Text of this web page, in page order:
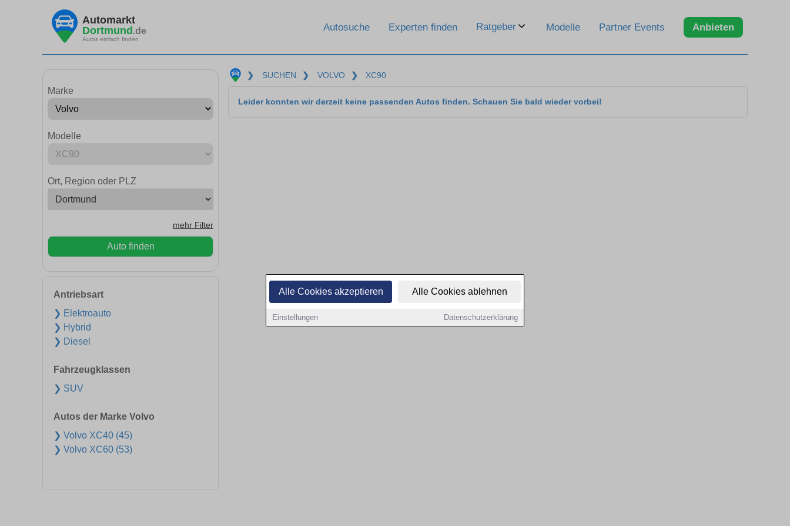
Alle Cookies akzeptieren Alle Cookies ablehnen
Einstellungen Datenschutzerklärung
Automarkt
Dortmund.de
Autos einfach finden
Autosuche Experten finden Ratgeber Modelle Partner Events Anbieten
Marke
Modelle
Ort, Region oder PLZ
mehr Filter
Auto finden
Antriebsart
❯ Elektroauto
❯ Hybrid
❯ Diesel
Fahrzeugklassen
❯ SUV
Autos der Marke Volvo
❯ Volvo XC40 (45)
❯ Volvo XC60 (53)
❯ SUCHEN ❯ VOLVO ❯ XC90
Leider konnten wir derzeit keine passenden Autos finden. Schauen Sie bald wieder vorbei!